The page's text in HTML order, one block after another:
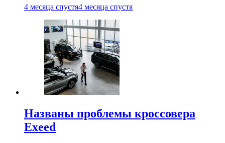
4 месяца спустя4 месяца спустя
Названы проблемы кроссовера
Exeed